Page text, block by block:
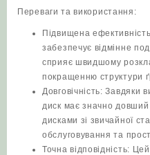
Переваги та використання:
Підвищена
забезпечує відмінне
сприяє швидшому
покращенню структури
Довговічність: Завдяки
диск має значно довший
дисками зі звичайної
обслуговування та
Точна відповідність: